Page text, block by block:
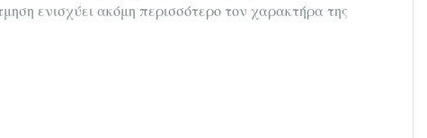
ενισχύει ακόμη περισσότερο τον χαρακτήρα της